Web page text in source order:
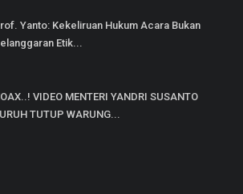
Yanto: Kekeliruan Hukum Acara Bukan
Etik...
VIDEO MENTERI YANDRI SUSANTO
TUTUP WARUNG...